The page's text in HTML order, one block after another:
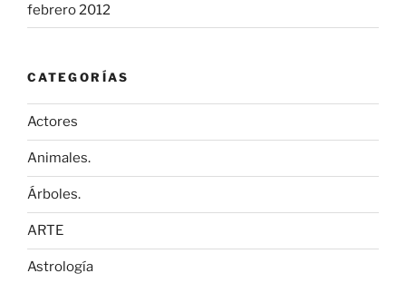
febrero 2012
CATEGORÍAS
Actores
Animales.
Árboles.
ARTE
Astrología